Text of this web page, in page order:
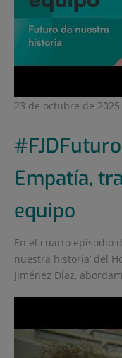
23 de octubre de 2025
Empatía,
equipo
En el cuarto episodio
nuestra historia’ del
Jiménez Díaz,